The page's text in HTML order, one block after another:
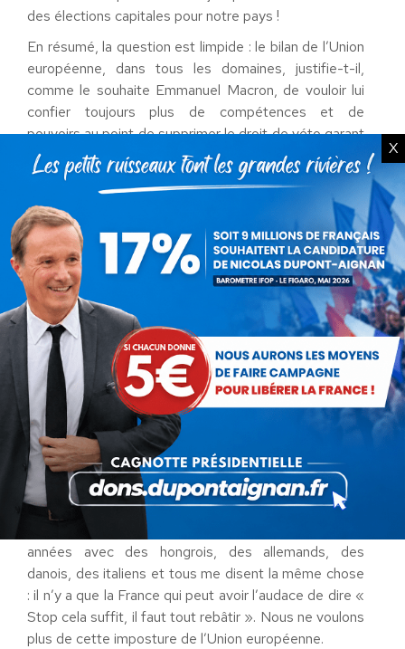
des élections capitales pour notre pays !
En résumé, la question est limpide : le bilan de l’Union
européenne, dans tous les domaines, justifie-t-il,
comme le souhaite Emmanuel Macron, de vouloir lui
confier toujours plus de compétences et de
pouvoirs au point de supprimer le droit de véto garant
de notre souveraineté ?
Ou bien la France doit-elle reprendre le contrôle de
cette organisation qui nous fait tant de mal, et même
convaincre nos partenaires qui le souhaitent d’en
sortir avec nous, pour refonder ensemble la seule
Europe possible, celle des nations libres et des
coopérations concrètes. La réponse est pour nous
dans la question. Nous voulons envoyer à Strasbourg,
car c’est de cela qu’il s’agit, des députés résistants,
courageux, intègres, portants notre projet.
Serions-nous pour autant de mauvais européens
voulant la guerre et le chaos comme veut le faire
croire Emmanuel Macron ? C’est tout le contraire.
Ce sont ceux qui nous promettaient la prospérité et la
paix qui ont accouché d’une organisation qui, pour
survivre, nous pousse sur le chemin de la violence
collective. Je communique régulièrement depuis des
années avec des hongrois, des allemands, des
danois, des italiens et tous me disent la même chose
: il n’y a que la France qui peut avoir l’audace de dire «
Stop cela suffit, il faut tout rebâtir ». Nous ne voulons
plus de cette imposture de l’Union européenne.
X